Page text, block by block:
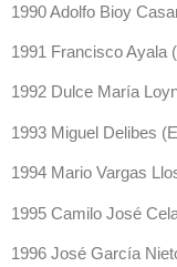
1990 Adolfo Bioy
1991 Francisco Ayala
1992 Dulce María
1993 Miguel Delibes
1994 Mario Vargas
1995 Camilo José
1996 José García